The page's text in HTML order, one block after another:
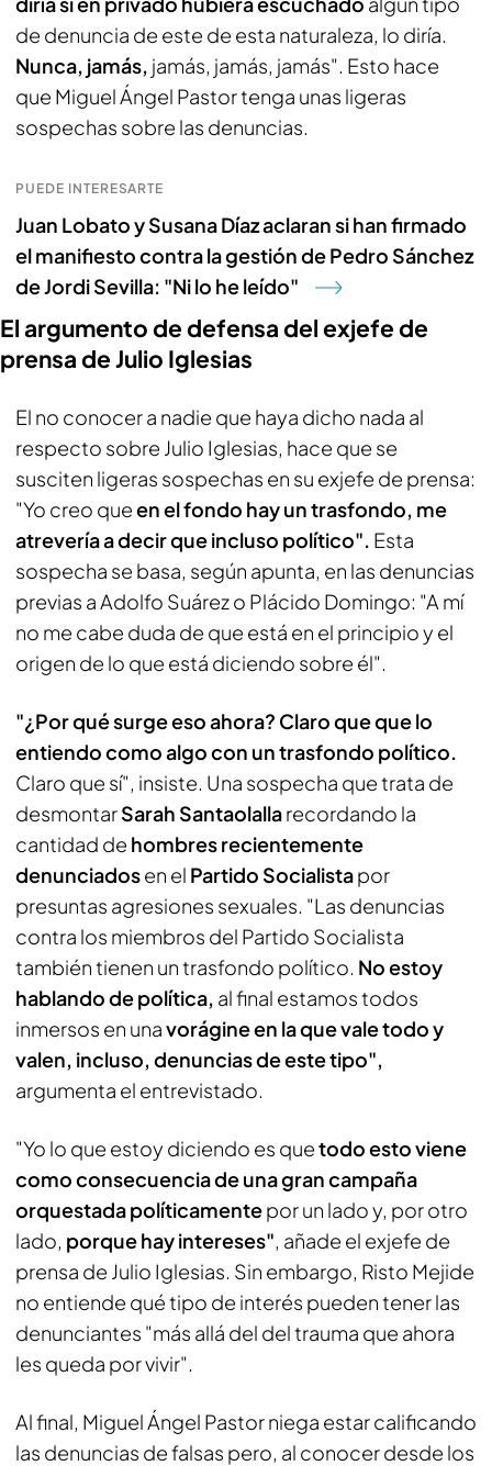
de denuncia de este de esta naturaleza, lo diría.
Nunca, jamás, jamás, jamás, jamás". Esto hace
que Miguel Ángel Pastor tenga unas ligeras
sospechas sobre las denuncias.
PUEDE INTERESARTE
Juan Lobato y Susana Díaz aclaran si han firmado
el manifiesto contra la gestión de Pedro Sánchez
de Jordi Sevilla: "Ni lo he leído"
El argumento de defensa del exjefe de
prensa de Julio Iglesias
El no conocer a nadie que haya dicho nada al
respecto sobre Julio Iglesias, hace que se
susciten ligeras sospechas en su exjefe de prensa:
"Yo creo queen el fondo hay un trasfondo, me
atrevería a decir que incluso político". Esta
sospecha se basa, según apunta, en las denuncias
previas a Adolfo Suárez o Plácido Domingo: "A mí
no me cabe duda de que está en el principio y el
origen de lo que está diciendo sobre él".
"¿Por qué surge eso ahora? Claro que que lo
entiendo como algo con un trasfondo político.
Claro que sí", insiste. Una sospecha que trata de
desmontarSarah Santaolallarecordando la
cantidad de hombres recientemente
denunciadosen el Partido Socialistapor
presuntas agresiones sexuales. "Las denuncias
contra los miembros del Partido Socialista
también tienen un trasfondo político. No estoy
hablando de política, al final estamos todos
inmersos en unavorágine en la que vale todo y
valen, incluso, denuncias de este tipo",
argumenta el entrevistado.
"Yo lo que estoy diciendo es quetodo esto viene
como consecuencia de una gran campaña
orquestada políticamentepor un lado y, por otro
lado, porque hay intereses", añade el exjefe de
prensa de Julio Iglesias. Sin embargo, Risto Mejide
no entiende qué tipo de interés pueden tener las
denunciantes "más allá del del trauma que ahora
les queda por vivir".
Al final, Miguel Ángel Pastor niega estar calificando
las denuncias de falsas pero, al conocer desde los